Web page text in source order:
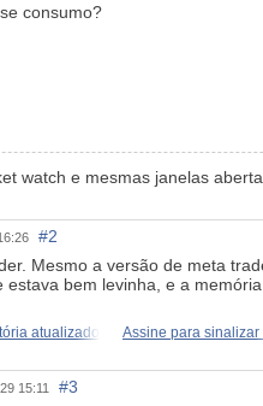
consumo?
watch e mesmas janelas
#2
Mesmo a versão de meta
bem levinha, e a
atualizado Assine para sinalizar
15:11 #3